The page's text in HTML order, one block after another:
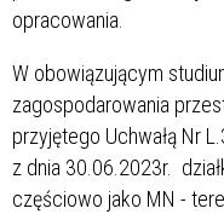
opracowania.
W obowiązującym
zagospodarowania
przyjętego Uchwałą Nr
z dnia 30.06.2023r.
częściowo jako MN -